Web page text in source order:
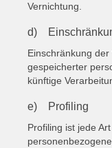
Vernichtung.
d)
Einschränkung
gespeicherter
künftige
e) Profiling
Profiling ist jede